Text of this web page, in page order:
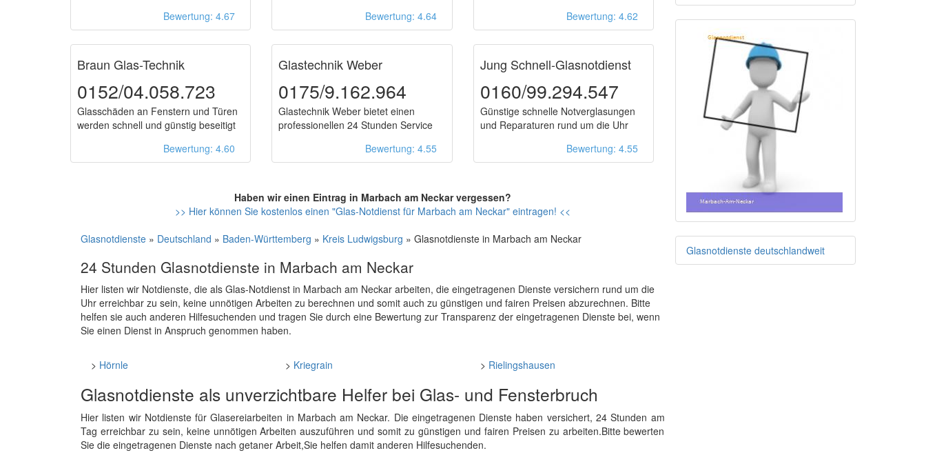
Bewertung: 4.67
Bewertung: 4.64
Bewertung: 4.62
Braun Glas-Technik
0152/04.058.723
Glasschäden an Fenstern und Türen
werden schnell und günstig beseitigt
Bewertung: 4.60
Glastechnik Weber
0175/9.162.964
Glastechnik Weber bietet einen
professionellen 24 Stunden Service
Bewertung: 4.55
Jung Schnell-Glasnotdienst
0160/99.294.547
Günstige schnelle Notverglasungen
und Reparaturen rund um die Uhr
Bewertung: 4.55
Haben wir einen Eintrag in Marbach am Neckar vergessen?
>> Hier können Sie kostenlos einen "Glas-Notdienst für Marbach am Neckar" eintragen! <<
Glasnotdienste » Deutschland » Baden-Württemberg » Kreis Ludwigsburg » Glasnotdienste in Marbach am Neckar
24 Stunden Glasnotdienste in Marbach am Neckar
Hier listen wir Notdienste, die als Glas-Notdienst in Marbach am Neckar arbeiten, die eingetragenen Dienste versichern rund um die
Uhr erreichbar zu sein, keine unnötigen Arbeiten zu berechnen und somit auch zu günstigen und fairen Preisen abzurechnen. Bitte
helfen sie auch anderen Hilfesuchenden und tragen Sie durch eine Bewertung zur Transparenz der eingetragenen Dienste bei, wenn
Sie einen Dienst in Anspruch genommen haben.
> Hörnle > Kriegrain > Rielingshausen
Glasnotdienste als unverzichtbare Helfer bei Glas- und Fensterbruch
Hier listen wir Notdienste für Glasereiarbeiten in Marbach am Neckar. Die eingetragenen Dienste haben versichert, 24 Stunden am
Tag erreichbar zu sein, keine unnötigen Arbeiten auszuführen und somit zu günstigen und fairen Preisen zu arbeiten.Bitte bewerten
Sie die eingetragenen Dienste nach getaner Arbeit,Sie helfen damit anderen Hilfesuchenden.
Glasnotdienste deutschlandweit